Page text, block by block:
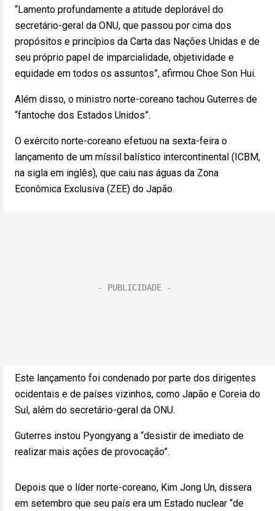
“Lamento profundamente a atitude deplorável do
secretário-geral da ONU, que passou por cima dos
propósitos e princípios da Carta das Nações Unidas e de
seu próprio papel de imparcialidade, objetividade e
equidade em todos os assuntos”, afirmou Choe Son Hui.
Além disso, o ministro norte-coreano tachou Guterres de
“fantoche dos Estados Unidos”.
O exército norte-coreano efetuou na sexta-feira o
lançamento de um míssil balístico intercontinental (ICBM,
na sigla em inglês), que caiu nas águas da Zona
Econômica Exclusiva (ZEE) do Japão.
Este lançamento foi condenado por parte dos dirigentes
ocidentais e de países vizinhos, como Japão e Coreia do
Sul, além do secretário-geral da ONU.
Guterres instou Pyongyang a “desistir de imediato de
realizar mais ações de provocação”.
Depois que o líder norte-coreano, Kim Jong Un, dissera
em setembro que seu país era um Estado nuclear “de